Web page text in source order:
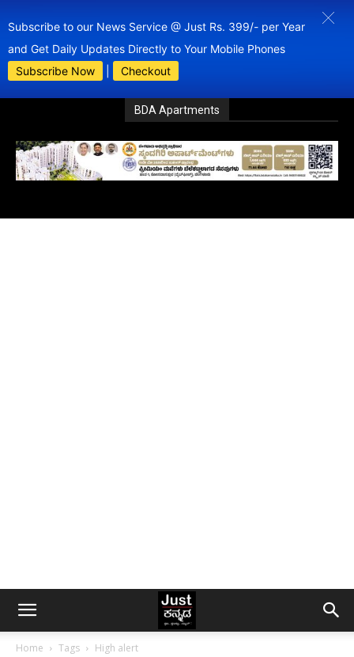
Subscribe to our News Service @ Just Rs. 399/- per Year
and Get Daily Updates Directly to Your Mobile Phones
Subscribe Now
Checkout
BDA Apartments
Home Tags High alert